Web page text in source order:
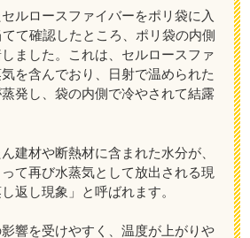
ルロースファイバーをポリ袋に入
て確認したところ、ポリ袋の内側
ました。これは、セルロースファ
を含んでおり、日射で温められた
発し、袋の内側で冷やされて結露
建材や断熱材に含まれた水分が、
て再び水蒸気として放出される現
返し現象」と呼ばれます。
響を受けやすく、温度が上がりや